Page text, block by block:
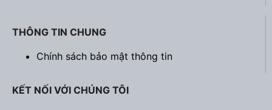
THÔNG TIN CHUNG
Chính sách bảo mật thông tin
KẾT NỐI VỚI CHÚNG TÔI